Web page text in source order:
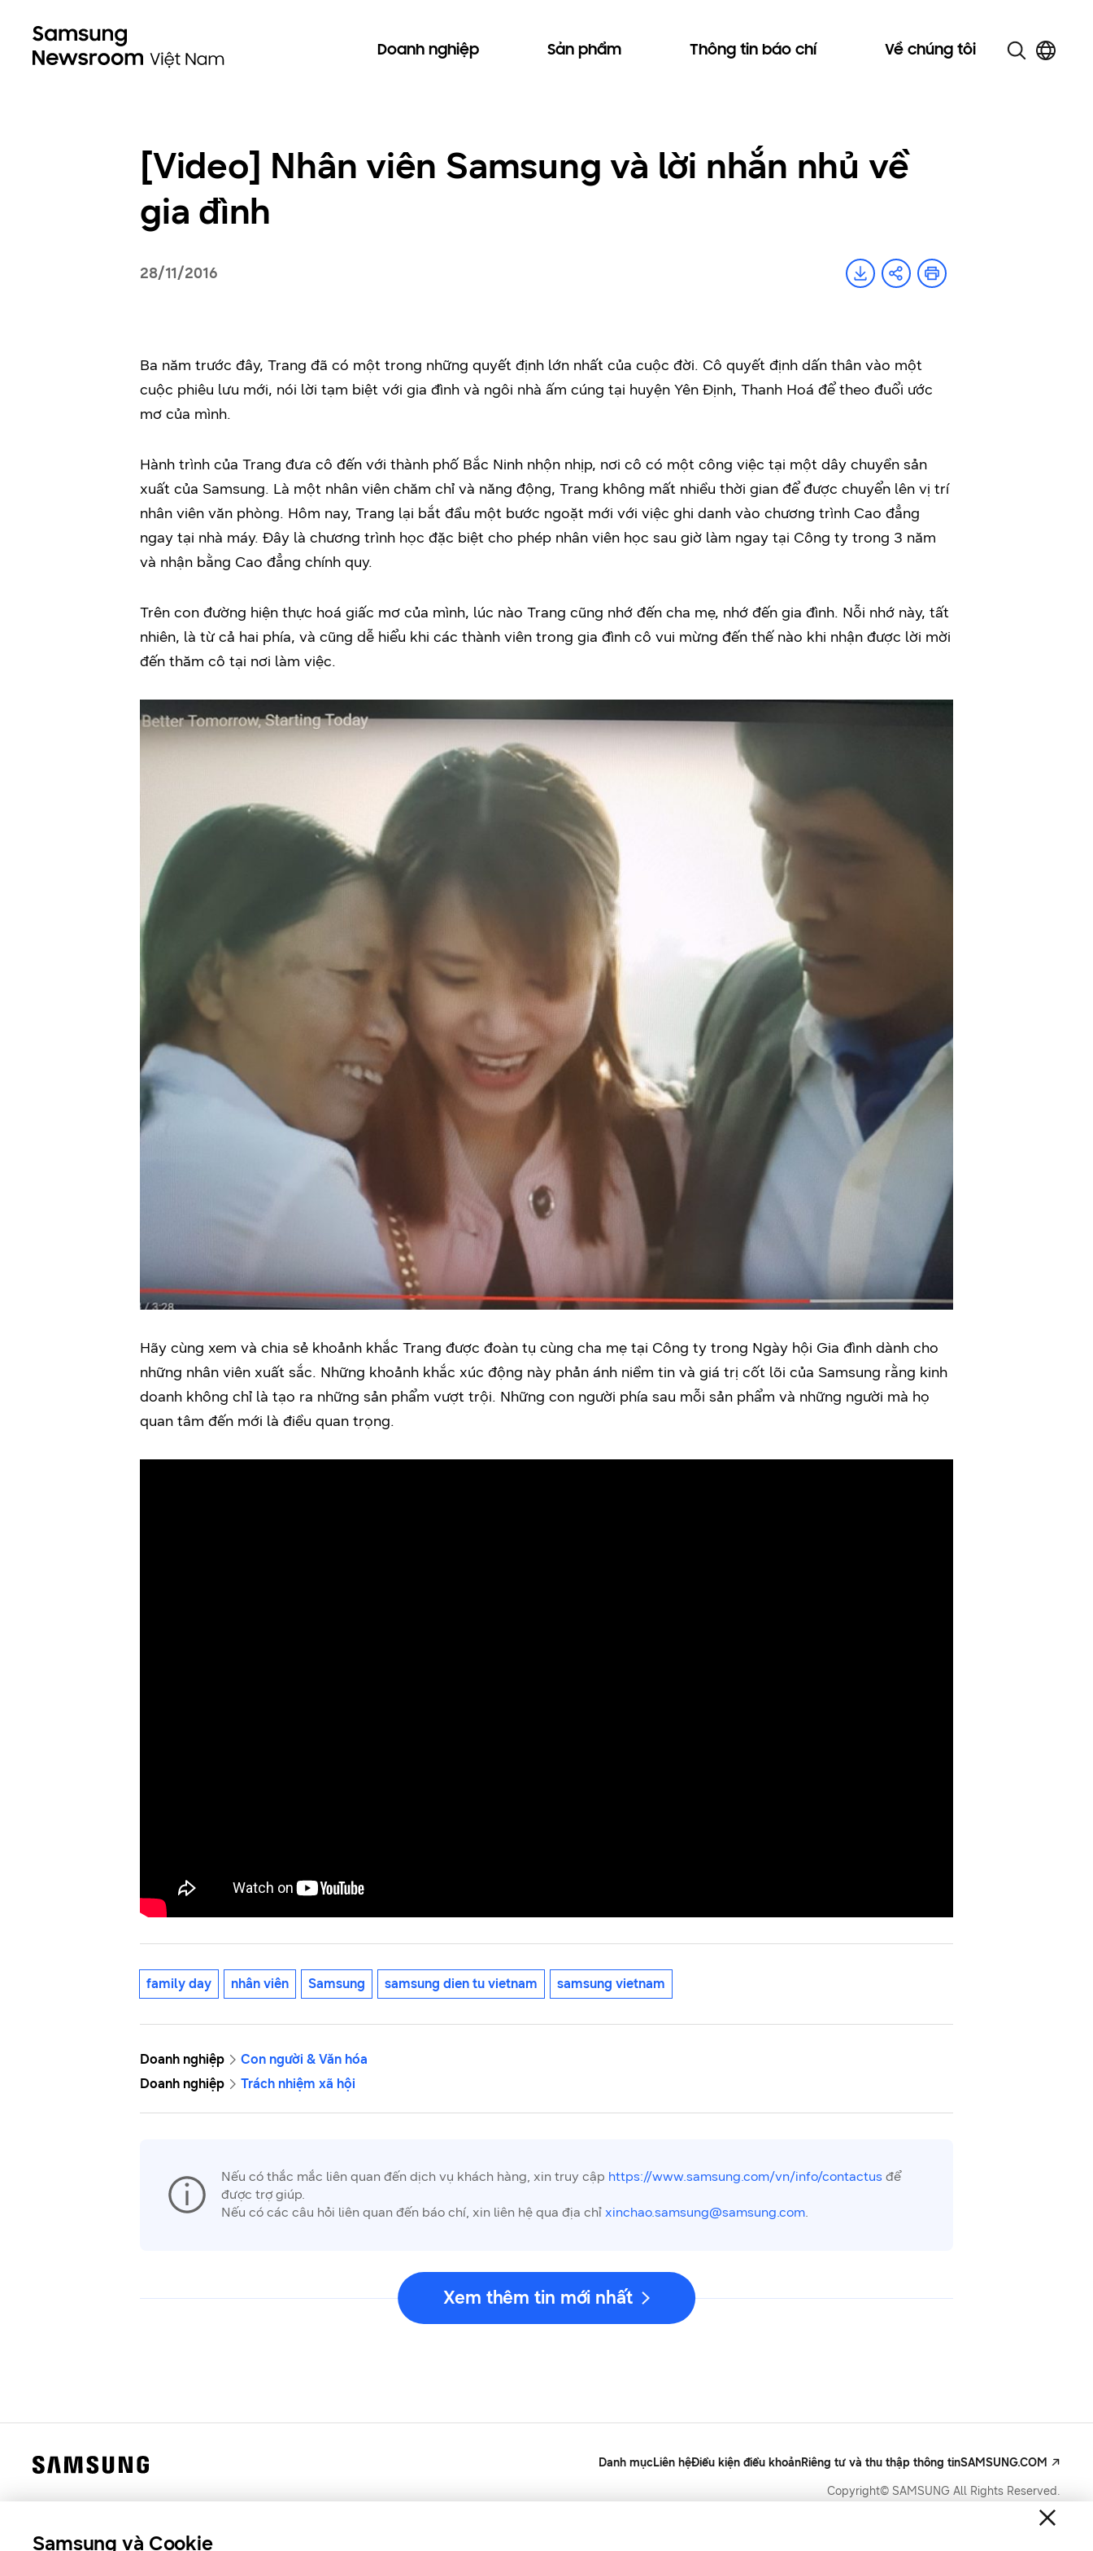
Doanh nghiệp Sản phẩm Thông tin báo chí Về chúng tôi
[Video] Nhân viên Samsung và lời nhắn nhủ về
gia đình
28/11/2016
Ba năm trước đây, Trang đã có một trong những quyết định lớn nhất của cuộc đời. Cô quyết định dấn thân vào một
cuộc phiêu lưu mới, nói lời tạm biệt với gia đình và ngôi nhà ấm cúng tại huyện Yên Định, Thanh Hoá để theo đuổi ước
mơ của mình.
Hành trình của Trang đưa cô đến với thành phố Bắc Ninh nhộn nhịp, nơi cô có một công việc tại một dây chuyền sản
xuất của Samsung. Là một nhân viên chăm chỉ và năng động, Trang không mất nhiều thời gian để được chuyển lên vị trí
nhân viên văn phòng. Hôm nay, Trang lại bắt đầu một bước ngoặt mới với việc ghi danh vào chương trình Cao đẳng
ngay tại nhà máy. Đây là chương trình học đặc biệt cho phép nhân viên học sau giờ làm ngay tại Công ty trong 3 năm
và nhận bằng Cao đẳng chính quy.
Trên con đường hiện thực hoá giấc mơ của mình, lúc nào Trang cũng nhớ đến cha mẹ, nhớ đến gia đình. Nỗi nhớ này, tất
nhiên, là từ cả hai phía, và cũng dễ hiểu khi các thành viên trong gia đình cô vui mừng đến thế nào khi nhận được lời mời
đến thăm cô tại nơi làm việc.
Hãy cùng xem và chia sẻ khoảnh khắc Trang được đoàn tụ cùng cha mẹ tại Công ty trong Ngày hội Gia đình dành cho
những nhân viên xuất sắc. Những khoảnh khắc xúc động này phản ánh niềm tin và giá trị cốt lõi của Samsung rằng kinh
doanh không chỉ là tạo ra những sản phẩm vượt trội. Những con người phía sau mỗi sản phẩm và những người mà họ
quan tâm đến mới là điều quan trọng.
family day nhân viên Samsung samsung dien tu vietnam samsung vietnam
Doanh nghiệp
Con người & Văn hóa
Doanh nghiệp
Trách nhiệm xã hội
Nếu có thắc mắc liên quan đến dịch vụ khách hàng, xin truy cập https://www.samsung.com/vn/info/contactus để
được trợ giúp.
Nếu có các câu hỏi liên quan đến báo chí, xin liên hệ qua địa chỉ xinchao.samsung@samsung.com
Xem thêm tin mới nhất
Danh mụcLiên hệĐiều kiện điều khoảnRiêng tư và thu thập thông tinSAMSUNG.COM
Copyright© SAMSUNG All Rights Reserved.
Samsung Việt Nam Samsung Xin chào
Samsung và Cookie